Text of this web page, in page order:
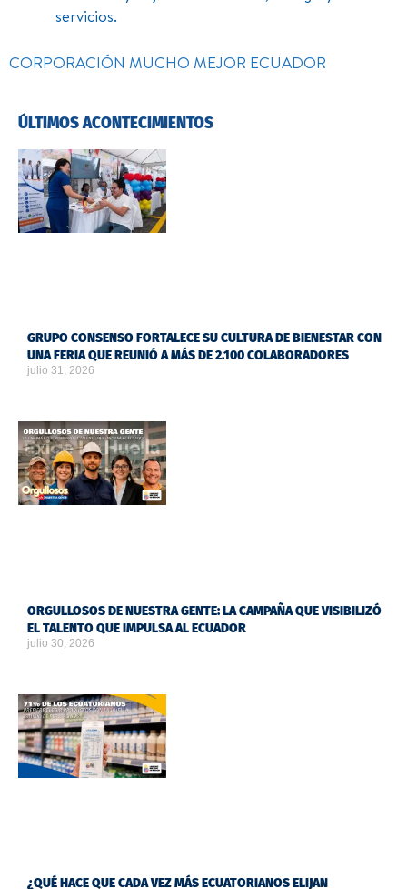
servicios.
CORPORACIÓN MUCHO MEJOR ECUADOR
ÚLTIMOS ACONTECIMIENTOS
GRUPO CONSENSO FORTALECE SU CULTURA DE BIENESTAR CON
UNA FERIA QUE REUNIÓ A MÁS DE 2.100 COLABORADORES
julio 31, 2026
ORGULLOSOS DE NUESTRA GENTE: LA CAMPAÑA QUE VISIBILIZÓ
EL TALENTO QUE IMPULSA AL ECUADOR
julio 30, 2026
¿QUÉ HACE QUE CADA VEZ MÁS ECUATORIANOS ELIJAN